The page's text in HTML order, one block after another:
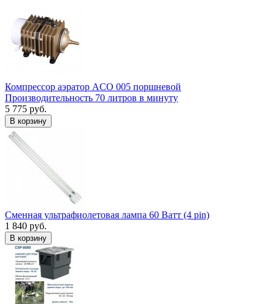
Компрессор аэратор ACO 005 поршневой
Производительность 70 литров в минуту
5 775 руб.
В корзину
Сменная ультрафиолетовая лампа 60 Ватт (4 pin)
1 840 руб.
В корзину